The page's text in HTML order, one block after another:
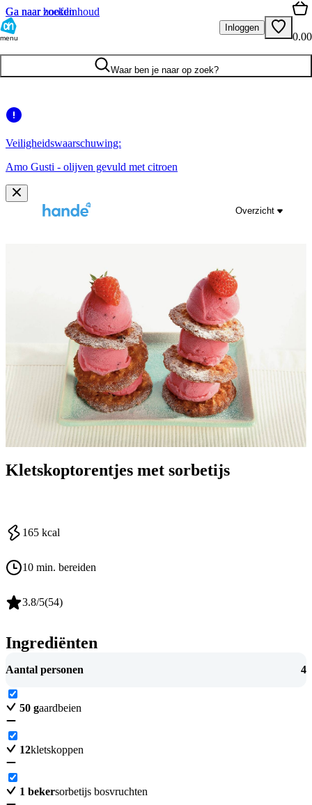
Ga naar hoofdinhoud
Ga naar zoeken
menu
Inloggen
0.00
Waar ben je naar op zoek?
Veiligheidswaarschuwing:
Amo Gusti - olijven gevuld met citroen
Overzicht
Kletskoptorentjes met sorbetijs
165 kcal
10 min. bereiden
3.8/5(54)
Ingrediënten
Aantal personen 4
50 gaardbeien
12kletskoppen
1 bekersorbetijs bosvruchten